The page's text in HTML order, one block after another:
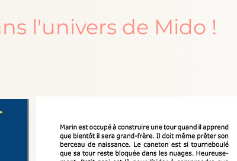
l'univers de Mido !